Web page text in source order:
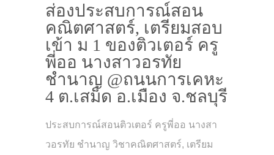
ส่องประสบการณ์สอน
คณิตศาสตร์, เตรียมสอบ
เข้า ม 1 ของติวเตอร์ ครู
พี่ออ นางสาวอรทัย
ชำนาญ @ถนนการเคหะ
4 ต.เสม็ด อ.เมือง จ.ชลบุรี
ประสบการณ์สอนติวเตอร์ ครูพี่ออ นางสา
วอรทัย ชำนาญ วิชาคณิตศาสตร์, เตรียม